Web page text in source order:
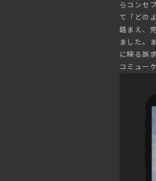
らコンセ
て「どの
踏まえ、
ました。
に映る訴
コミュー